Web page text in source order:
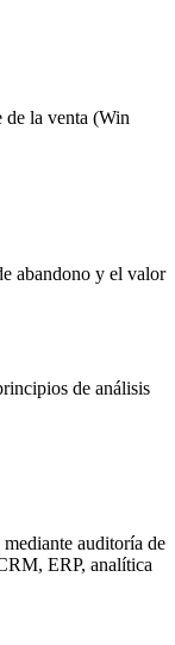
de la venta (Win
abandono y el valor
de análisis
auditoría de
ERP, analítica